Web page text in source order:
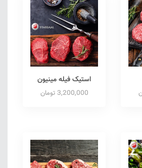
استیک فیله مینیون
3,200,000 تومان